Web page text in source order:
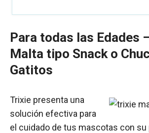
Para todas las Edades
Malta tipo Snack o
Gatitos
Trixie presenta una
solución efectiva para
el cuidado de tus mascotas con su